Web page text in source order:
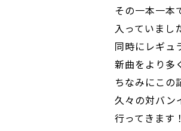
その一本一本
入っていまし
同時にレギュ
新曲をより多
ちなみにこの
久々の対バン
行ってきます